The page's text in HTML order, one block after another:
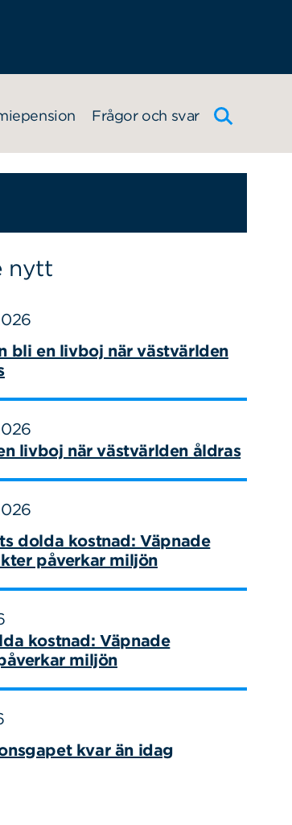
Frågor och svar
nytt
bli en livboj när västvärlden
livboj när västvärlden åldras
dolda kostnad: Väpnade
påverkar miljön
kostnad: Väpnade
miljön
kvar än idag